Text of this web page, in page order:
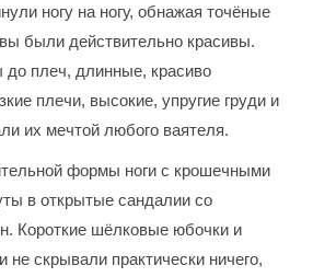
ногу на ногу, обнажая точёные
были действительно красивы.
плеч, длинные, красиво
плечи, высокие, упругие груди и
их мечтой любого ваятеля.
формы ноги с крошечными
в открытые сандалии со
Короткие шёлковые юбочки и
не скрывали практически ничего,